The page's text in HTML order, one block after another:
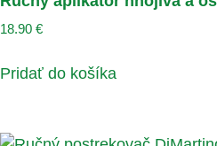
18.90 €
Pridať do košíka